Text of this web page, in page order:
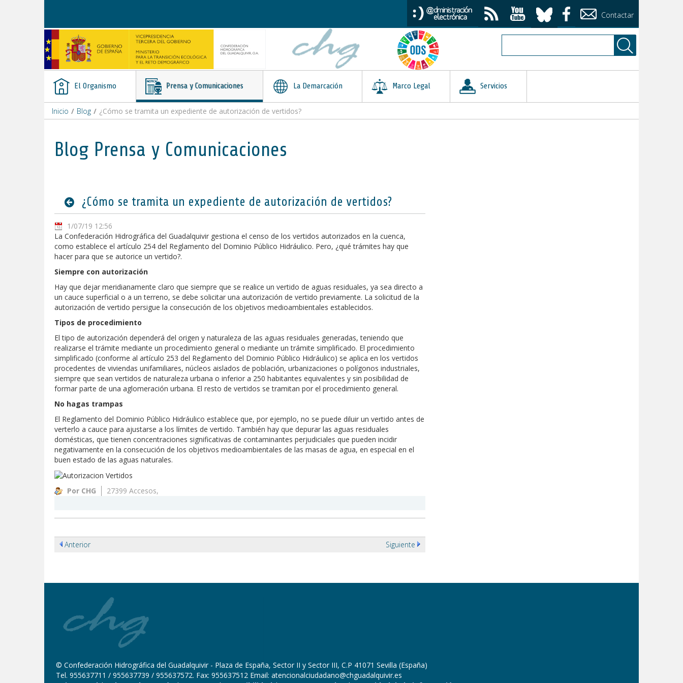
Contactar
El Organismo Prensa y Comunicaciones La Demarcación Marco Legal Servicios
Inicio / Blog / ¿Cómo se tramita un expediente de autorización de vertidos?
Blog Prensa y Comunicaciones
¿Cómo se tramita un expediente de autorización de vertidos?
1/07/19 12:56
La Confederación Hidrográfica del Guadalquivir gestiona el censo de los vertidos autorizados en la cuenca,
como establece el artículo 254 del Reglamento del Dominio Público Hidráulico. Pero, ¿qué trámites hay que
hacer para que se autorice un vertido?.
Siempre con autorización
Hay que dejar meridianamente claro que siempre que se realice un vertido de aguas residuales, ya sea directo a
un cauce superficial o a un terreno, se debe solicitar una autorización de vertido previamente. La solicitud de la
autorización de vertido persigue la consecución de los objetivos medioambientales establecidos.
Tipos de procedimiento
El tipo de autorización dependerá del origen y naturaleza de las aguas residuales generadas, teniendo que
realizarse el trámite mediante un procedimiento general o mediante un trámite simplificado. El procedimiento
simplificado (conforme al artículo 253 del Reglamento del Dominio Público Hidráulico) se aplica en los vertidos
procedentes de viviendas unifamiliares, núcleos aislados de población, urbanizaciones o polígonos industriales,
siempre que sean vertidos de naturaleza urbana o inferior a 250 habitantes equivalentes y sin posibilidad de
formar parte de una aglomeración urbana. El resto de vertidos se tramitan por el procedimiento general.
No hagas trampas
El Reglamento del Dominio Público Hidráulico establece que, por ejemplo, no se puede diluir un vertido antes de
verterlo a cauce para ajustarse a los límites de vertido. También hay que depurar las aguas residuales
domésticas, que tienen concentraciones significativas de contaminantes perjudiciales que pueden incidir
negativamente en la consecución de los objetivos medioambientales de las masas de agua, en especial en el
buen estado de las aguas naturales.
Por CHG 27399 Accesos,
Anterior Siguiente
© Confederación Hidrográfica del Guadalquivir - Plaza de España, Sector II y Sector III, C.P 41071 Sevilla (España)
Tel. 955637711 / 955637739 / 955637572. Fax: 955637512 Email: atencionalciudadano@chguadalquivir.es